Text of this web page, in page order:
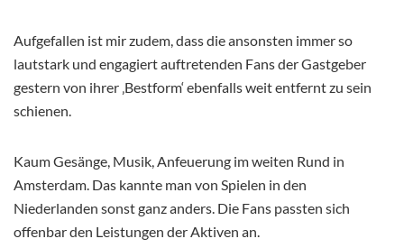
Aufgefallen ist mir zudem, dass die ansonsten immer so
lautstark und engagiert auftretenden Fans der Gastgeber
gestern von ihrer ‚Bestform‘ ebenfalls weit entfernt zu sein
schienen.
Kaum Gesänge, Musik, Anfeuerung im weiten Rund in
Amsterdam. Das kannte man von Spielen in den
Niederlanden sonst ganz anders. Die Fans passten sich
offenbar den Leistungen der Aktiven an.